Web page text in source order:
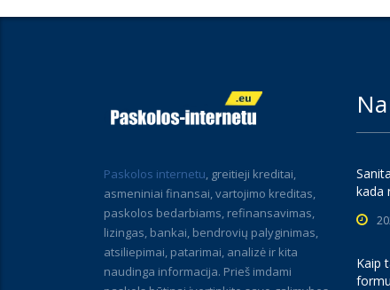
Paskolos internetu, greitieji kreditai,
asmeniniai finansai, vartojimo kreditas,
paskolos bedarbiams, refinansavimas,
lizingas, bankai, bendrovių palyginimas,
atsiliepimai, patarimai, analizė ir kita
naudinga informacija. Prieš imdami
kada
Kaip